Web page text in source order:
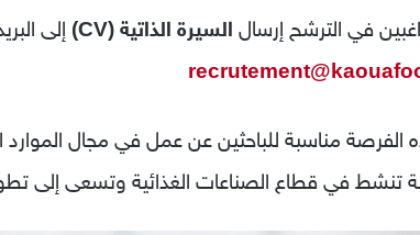
في الترشح إرسال السيرة الذاتية (CV) إلى
الفرصة مناسبة للباحثين عن عمل في مجال الموارد
في قطاع الصناعات الغذائية وتسعى إلى